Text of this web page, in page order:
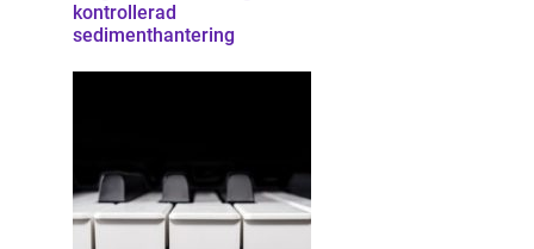
kontrollerad
sedimenthantering